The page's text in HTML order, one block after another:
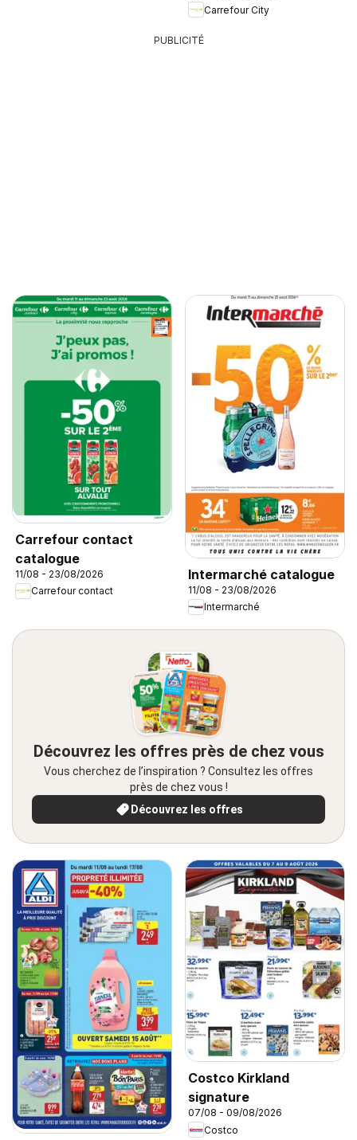
Carrefour City
PUBLICITÉ
Carrefour contact
catalogue
11/08 - 23/08/2026
Carrefour contact
Intermarché catalogue
11/08 - 23/08/2026
Intermarché
Découvrez les offres près de chez vous
Vous cherchez de l’inspiration ? Consultez les offres
près de chez vous !
Découvrez les offres
Costco Kirkland
signature
07/08 - 09/08/2026
Costco